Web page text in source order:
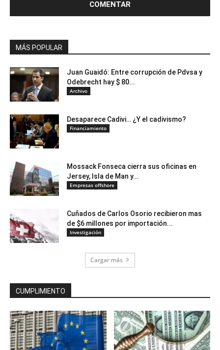
MÁS POPULAR
Juan Guaidó: Entre corrupción de Pdvsa y
Odebrecht hay $ 80...
Archivo
Desaparece Cadivi… ¿Y el cadivismo?
Financiamiento
Mossack Fonseca cierra sus oficinas en
Jersey, Isla de Man y...
Empresas offshore
Cuñados de Carlos Osorio recibieron mas
de $6 millones por importación...
Investigación
Cargar más
CUMPLIMIENTO